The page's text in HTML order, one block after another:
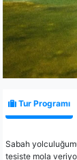
Tur Programı
Sabah
tesiste mola